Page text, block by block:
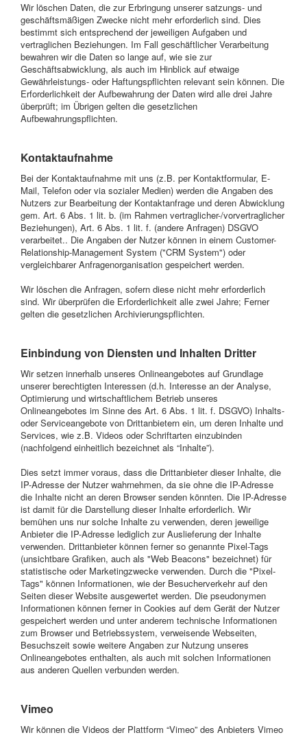
Wir löschen Daten, die zur Erbringung unserer satzungs- und
geschäftsmäßigen Zwecke nicht mehr erforderlich sind. Dies
bestimmt sich entsprechend der jeweiligen Aufgaben und
vertraglichen Beziehungen. Im Fall geschäftlicher Verarbeitung
bewahren wir die Daten so lange auf, wie sie zur
Geschäftsabwicklung, als auch im Hinblick auf etwaige
Gewährleistungs- oder Haftungspflichten relevant sein können. Die
Erforderlichkeit der Aufbewahrung der Daten wird alle drei Jahre
überprüft; im Übrigen gelten die gesetzlichen
Aufbewahrungspflichten.
Kontaktaufnahme
Bei der Kontaktaufnahme mit uns (z.B. per Kontaktformular, E-
Mail, Telefon oder via sozialer Medien) werden die Angaben des
Nutzers zur Bearbeitung der Kontaktanfrage und deren Abwicklung
gem. Art. 6 Abs. 1 lit. b. (im Rahmen vertraglicher-/vorvertraglicher
Beziehungen), Art. 6 Abs. 1 lit. f. (andere Anfragen) DSGVO
verarbeitet.. Die Angaben der Nutzer können in einem Customer-
Relationship-Management System ("CRM System") oder
vergleichbarer Anfragenorganisation gespeichert werden.
Wir löschen die Anfragen, sofern diese nicht mehr erforderlich
sind. Wir überprüfen die Erforderlichkeit alle zwei Jahre; Ferner
gelten die gesetzlichen Archivierungspflichten.
Einbindung von Diensten und Inhalten Dritter
Wir setzen innerhalb unseres Onlineangebotes auf Grundlage
unserer berechtigten Interessen (d.h. Interesse an der Analyse,
Optimierung und wirtschaftlichem Betrieb unseres
Onlineangebotes im Sinne des Art. 6 Abs. 1 lit. f. DSGVO) Inhalts-
oder Serviceangebote von Drittanbietern ein, um deren Inhalte und
Services, wie z.B. Videos oder Schriftarten einzubinden
(nachfolgend einheitlich bezeichnet als “Inhalte”).
Dies setzt immer voraus, dass die Drittanbieter dieser Inhalte, die
IP-Adresse der Nutzer wahrnehmen, da sie ohne die IP-Adresse
die Inhalte nicht an deren Browser senden könnten. Die IP-Adresse
ist damit für die Darstellung dieser Inhalte erforderlich. Wir
bemühen uns nur solche Inhalte zu verwenden, deren jeweilige
Anbieter die IP-Adresse lediglich zur Auslieferung der Inhalte
verwenden. Drittanbieter können ferner so genannte Pixel-Tags
(unsichtbare Grafiken, auch als "Web Beacons" bezeichnet) für
statistische oder Marketingzwecke verwenden. Durch die "Pixel-
Tags" können Informationen, wie der Besucherverkehr auf den
Seiten dieser Website ausgewertet werden. Die pseudonymen
Informationen können ferner in Cookies auf dem Gerät der Nutzer
gespeichert werden und unter anderem technische Informationen
zum Browser und Betriebssystem, verweisende Webseiten,
Besuchszeit sowie weitere Angaben zur Nutzung unseres
Onlineangebotes enthalten, als auch mit solchen Informationen
aus anderen Quellen verbunden werden.
Vimeo
Wir können die Videos der Plattform “Vimeo” des Anbieters Vimeo